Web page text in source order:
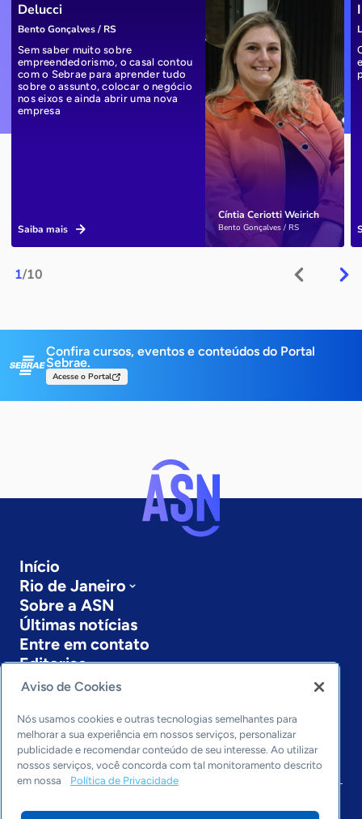
1/10
Cíntia Ceriotti Weirich
Bento Gonçalves / RS
Delucci
Bento Gonçalves / RS
Sem saber muito sobre
empreendedorismo, o casal contou
com o Sebrae para aprender tudo
sobre o assunto, colocar o negócio
nos eixos e ainda abrir uma nova
empresa
Saiba mais
Confira cursos, eventos e conteúdos do Portal
Sebrae.
Acesse o Portal
Início
Rio de Janeiro
Sobre a ASN
Últimas notícias
Entre em contato
Editorias
Economia & Política
Inovação & Tecnologia
Cultura empreendedora
Dados
Arquivo
Aviso de Cookies
Nós usamos cookies e outras tecnologias semelhantes para
melhorar a sua experiência em nossos serviços, personalizar
publicidade e recomendar conteúdo de seu interesse. Ao utilizar
nossos serviços, você concorda com tal monitoramento descrito
em nossa
Política de Privacidade